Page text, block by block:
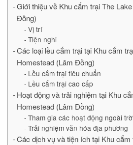
Giới thiệu về Khu cắm trại The
Đồng)
Vị trí
Tiện nghi
Các loại lều cắm trại tại Khu cắm
Homestead (Lâm Đồng)
Lều cắm trại tiêu chuẩn
Lều cắm trại cao cấp
Hoạt động và trải nghiệm tại Khu
Homestead (Lâm Đồng)
Tham gia các hoạt động ngoài
Trải nghiệm văn hóa địa phương
Các dịch vụ và tiện ích tại Khu cắm